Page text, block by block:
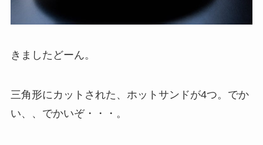
きましたどーん。
三角形にカットされた、ホットサンドが4つ。でか
い、、でかいぞ・・・。